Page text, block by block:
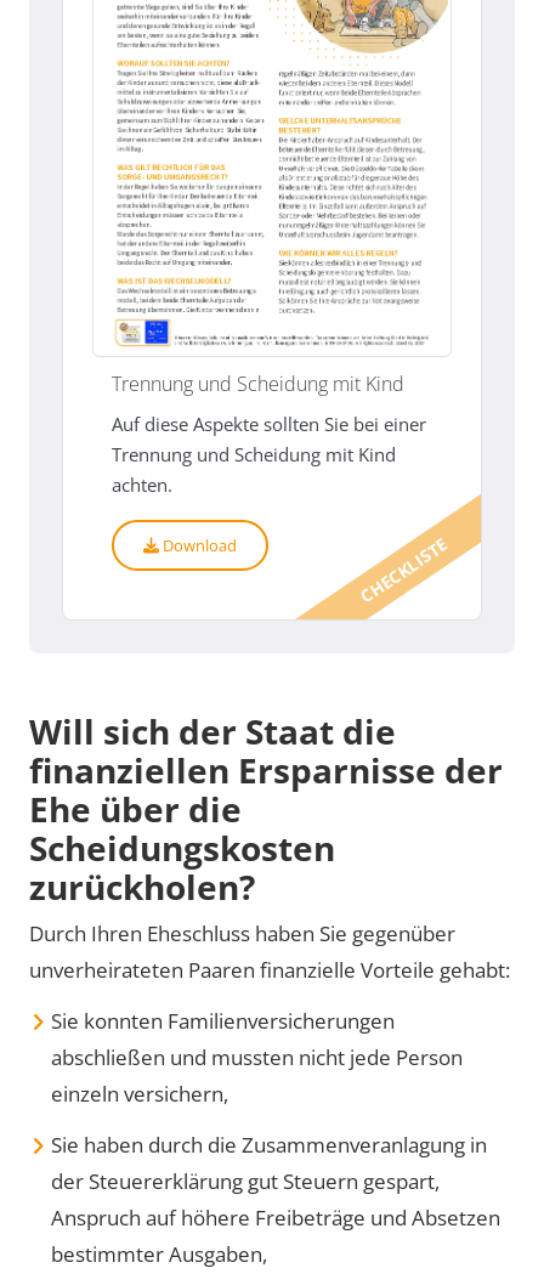
CHECKLISTE
Trennung und Scheidung mit Kind
Auf diese Aspekte sollten Sie bei einer
Trennung und Scheidung mit Kind
achten.
Download
Will sich der Staat die
finanziellen Ersparnisse der
Ehe über die
Scheidungskosten
zurückholen?
Durch Ihren Eheschluss haben Sie gegenüber
unverheirateten Paaren finanzielle Vorteile gehabt:
Sie konnten Familienversicherungen
abschließen und mussten nicht jede Person
einzeln versichern,
Sie haben durch die Zusammenveranlagung in
der Steuererklärung gut Steuern gespart,
Anspruch auf höhere Freibeträge und Absetzen
bestimmter Ausgaben,